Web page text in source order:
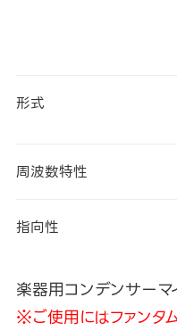
形式
周波数特性
指向性
楽器用コンデンサーマ
※ご使用にはファンタ